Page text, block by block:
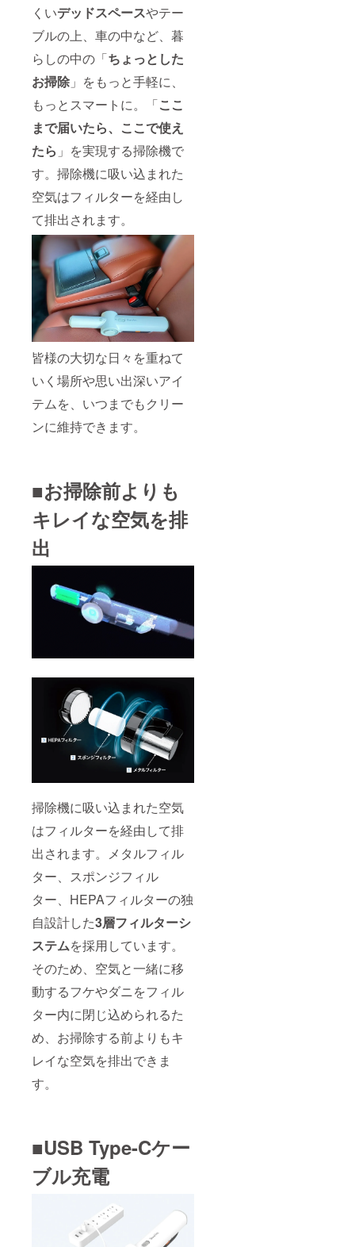
くいデッドスペースやテー
ブルの上、車の中など、暮
らしの中の「ちょっとした
お掃除 」をもっと手軽に、
もっとスマートに。「ここ
まで届いたら、ここで使え
たら 」を実現する掃除機で
す。掃除機に吸い込まれた
空気はフィルターを経由し
て排出されます。
皆様の大切な日々を重ねて
いく場所や思い出深いアイ
テムを、いつまでもクリー
ンに維持できます。
■お掃除前よりも
キレイな空気を排
出
掃除機に吸い込まれた空気
はフィルターを経由して排
出されます。メタルフィル
ター、スポンジフィル
ター、HEPAフィルターの独
自設計した3層フィルターシ
ステムを採用しています。
そのため、空気と一緒に移
動するフケやダニをフィル
ター内に閉じ込められるた
め、お掃除する前よりもキ
レイな空気を排出できま
す。
■USB Type-Cケー
ブル充電